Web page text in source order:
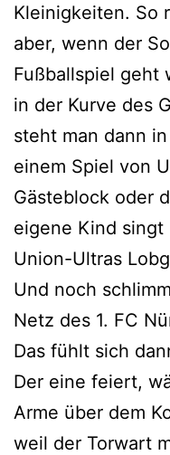
Kleinigkeiten. So
aber, wenn der
Fußballspiel geht
in der Kurve des
steht man dann
einem Spiel von
Gästeblock oder
eigene Kind
Union-Ultras
Und noch
Netz des 1. FC
Das fühlt sich
Der eine feiert,
Arme über dem
weil der Torwart